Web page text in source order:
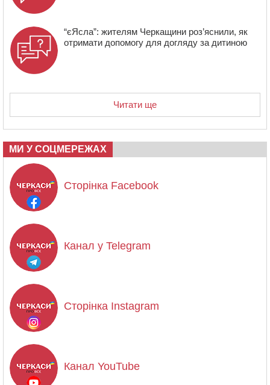
“єЯсла”: жителям Черкащини роз’яснили, як
отримати допомогу для догляду за дитиною
Читати ще
МИ У СОЦМЕРЕЖАХ
Сторінка Facebook
Канал у Telegram
Сторінка Instagram
Канал YouTube